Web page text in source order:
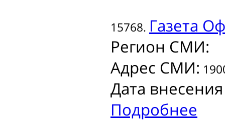
15768. Газета
Регион СМИ:
Адрес СМИ:
Дата
Подробнее